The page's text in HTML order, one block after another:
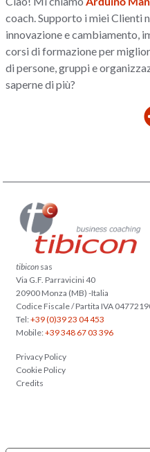
coach. Supporto i miei Clienti
innovazione e cambiamento,
corsi di formazione per
di persone, gruppi e
saperne di più?
tibicon sas
Via G.F. Parravicini 40
20900 Monza (MB) -Italia
Codice Fiscale / Partita IVA
Tel:+39 (0)39 23 04 453
Mobile:+39 348 67 03 396
Privacy Policy
Cookie Policy
Credits